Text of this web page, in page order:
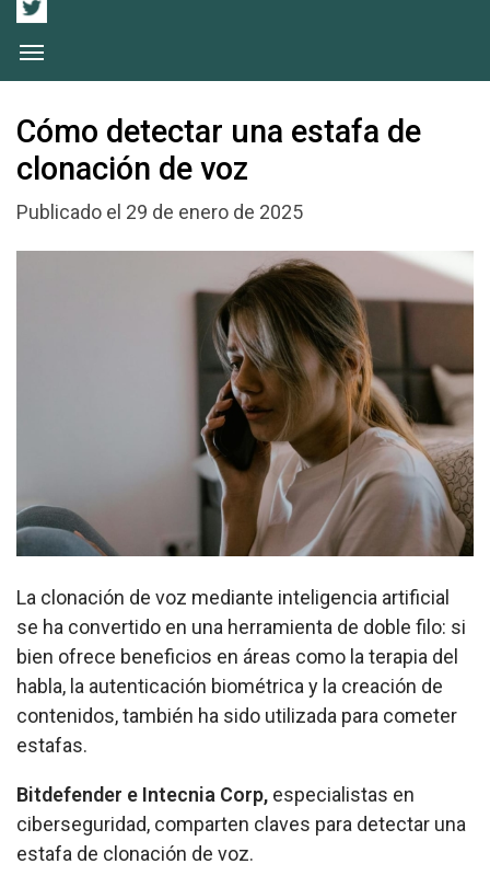
Cómo detectar una estafa de
clonación de voz
Publicado el 29 de enero de 2025
La clonación de voz mediante inteligencia artificial
se ha convertido en una herramienta de doble filo: si
bien ofrece beneficios en áreas como la terapia del
habla, la autenticación biométrica y la creación de
contenidos, también ha sido utilizada para cometer
estafas.
Bitdefender e Intecnia Corp, especialistas en
ciberseguridad, comparten claves para detectar una
estafa de clonación de voz.